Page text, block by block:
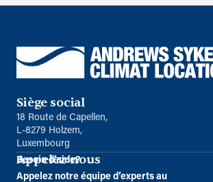
Siège social
18 Route de Capellen,
L-8279 Holzem,
Luxembourg
Appelez-nous
Besoin d’aide?
Appelez notre équipe d’experts au